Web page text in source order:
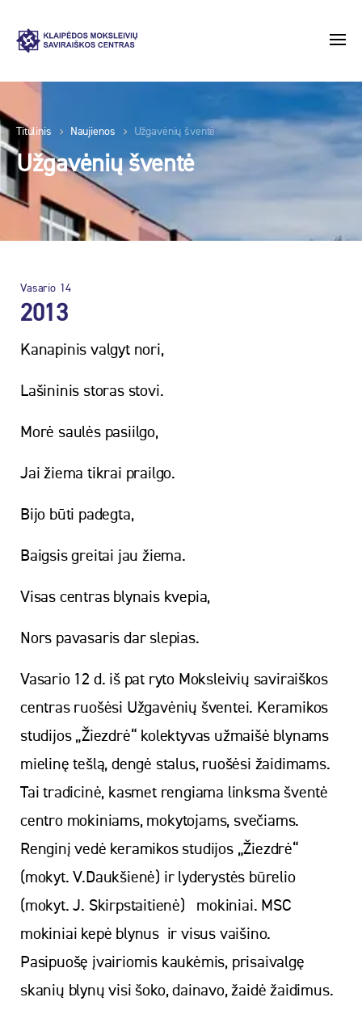
Titulinis Naujienos Užgavėnių šventė
Užgavėnių šventė
Vasario 14
2013
Kanapinis valgyt nori,
Lašininis storas stovi.
Morė saulės pasiilgo,
Jai žiema tikrai prailgo.
Bijo būti padegta,
Baigsis greitai jau žiema.
Visas centras blynais kvepia,
Nors pavasaris dar slepias.
Vasario 12 d. iš pat ryto Moksleivių saviraiškos
centras ruošėsi Užgavėnių šventei. Keramikos
studijos „Žiezdrė“ kolektyvas užmaišė blynams
mielinę tešlą, dengė stalus, ruošėsi žaidimams.
Tai tradicinė, kasmet rengiama linksma šventė
centro mokiniams, mokytojams, svečiams.
Renginį vedė keramikos studijos „Žiezdrė“
(mokyt. V.Daukšienė) ir lyderystės būrelio
(mokyt. J. Skirpstaitienė) mokiniai. MSC
mokiniai kepė blynus ir visus vaišino.
Pasipuošę įvairiomis kaukėmis, prisaivalgę
skanių blynų visi šoko, dainavo, žaidė žaidimus.